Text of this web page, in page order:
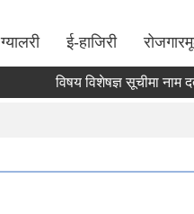
ग्यालरी ई-हाजिरी
विषय विशेषज्ञ सूचीमा नाम दर्ता